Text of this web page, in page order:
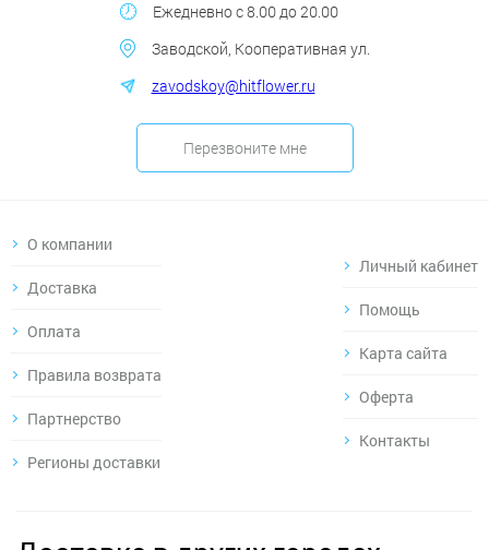
Ежедневно с 8.00 до 20.00
Заводской, Кооперативная ул.
zavodskoy@hitflower.ru
Перезвоните мне
О компании
Доставка
Оплата
Правила возврата
Партнерство
Регионы доставки
Личный кабинет
Помощь
Карта сайта
Оферта
Контакты